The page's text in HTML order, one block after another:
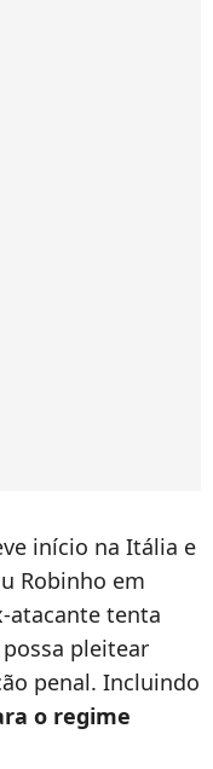
início na Itália e
Robinho em
atacante tenta
pleitear
penal. Incluindo
o regime